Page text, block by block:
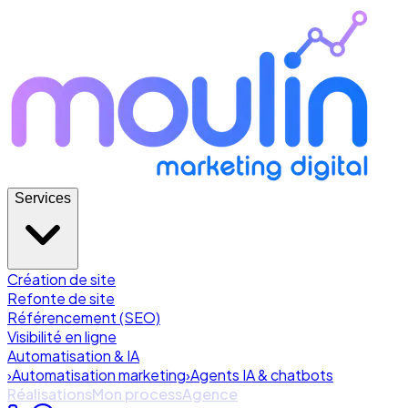
Services
Création de site
Refonte de site
Référencement (SEO)
Visibilité en ligne
Automatisation & IA
›Automatisation marketing›Agents IA & chatbots
RéalisationsMon processAgence